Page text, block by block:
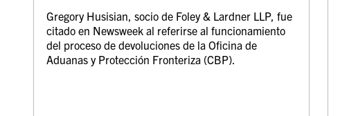
Gregory Husisian, socio de Foley & Lardner LLP, fue
citado en Newsweek al referirse al funcionamiento
del proceso de devoluciones de la Oficina de
Aduanas y Protección Fronteriza (CBP).